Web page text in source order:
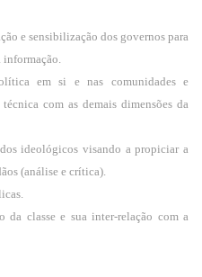
e sensibilização dos governos para
informação.
em si e nas comunidades e
com as demais dimensões da
ideológicos visando a propiciar a
(análise e crítica).
da classe e sua inter-relação com a